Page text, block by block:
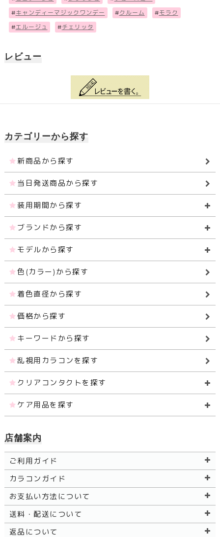
#キャンディーマジックワンデー #クルーム #モラク
#エルージュ #チェリッタ
レビュー
カテゴリーから探す
新商品から探す
当日発送商品から探す
装用期間から探す
ブランドから探す
モデルから探す
色(カラー)から探す
着色直径から探す
価格から探す
キーワードから探す
乱視用カラコンを探す
クリアコンタクトを探す
ケア用品を探す
店舗案内
ご利用ガイド
カラコンガイド
お支払い方法について
送料・配送について
返品について